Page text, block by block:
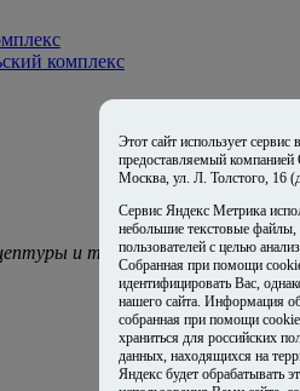
комплекс
и технологии
Этот сайт использует
предоставляемый
Москва, ул. Л. Толстого, 16
Сервис Яндекс Метрика
небольшие текстовые
пользователей с целью
Собранная при помощи
идентифицировать Вас,
нашего сайта. Информация
собранная при помощи
храниться для российских
данных, находящихся на
Яндекс будет обрабатывать